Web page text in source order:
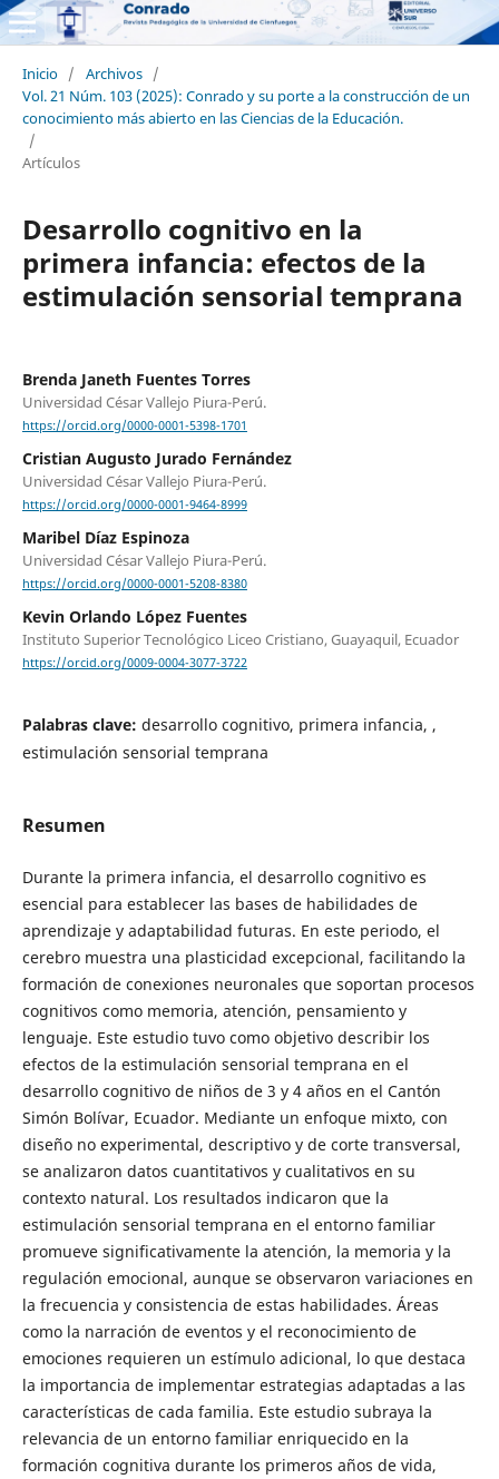
Inicio / Archivos /
Vol. 21 Núm. 103 (2025): Conrado y su porte a la construcción de un
conocimiento más abierto en las Ciencias de la Educación.
/
Artículos
Desarrollo cognitivo en la
primera infancia: efectos de la
estimulación sensorial temprana
Brenda Janeth Fuentes Torres
Universidad César Vallejo Piura-Perú.
https://orcid.org/0000-0001-5398-1701
Cristian Augusto Jurado Fernández
Universidad César Vallejo Piura-Perú.
https://orcid.org/0000-0001-9464-8999
Maribel Díaz Espinoza
Universidad César Vallejo Piura-Perú.
https://orcid.org/0000-0001-5208-8380
Kevin Orlando López Fuentes
Instituto Superior Tecnológico Liceo Cristiano, Guayaquil, Ecuador
https://orcid.org/0009-0004-3077-3722
Palabras clave: desarrollo cognitivo, primera infancia, ,
estimulación sensorial temprana
Resumen
Durante la primera infancia, el desarrollo cognitivo es
esencial para establecer las bases de habilidades de
aprendizaje y adaptabilidad futuras. En este periodo, el
cerebro muestra una plasticidad excepcional, facilitando la
formación de conexiones neuronales que soportan procesos
cognitivos como memoria, atención, pensamiento y
lenguaje. Este estudio tuvo como objetivo describir los
efectos de la estimulación sensorial temprana en el
desarrollo cognitivo de niños de 3 y 4 años en el Cantón
Simón Bolívar, Ecuador. Mediante un enfoque mixto, con
diseño no experimental, descriptivo y de corte transversal,
se analizaron datos cuantitativos y cualitativos en su
contexto natural. Los resultados indicaron que la
estimulación sensorial temprana en el entorno familiar
promueve significativamente la atención, la memoria y la
regulación emocional, aunque se observaron variaciones en
la frecuencia y consistencia de estas habilidades. Áreas
como la narración de eventos y el reconocimiento de
emociones requieren un estímulo adicional, lo que destaca
la importancia de implementar estrategias adaptadas a las
características de cada familia. Este estudio subraya la
relevancia de un entorno familiar enriquecido en la
formación cognitiva durante los primeros años de vida,